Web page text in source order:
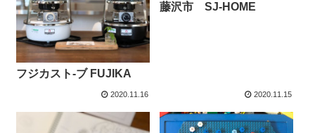
フジカスト-ブ FUJIKA
2020.11.16
藤沢市 SJ-HOME
2020.11.15